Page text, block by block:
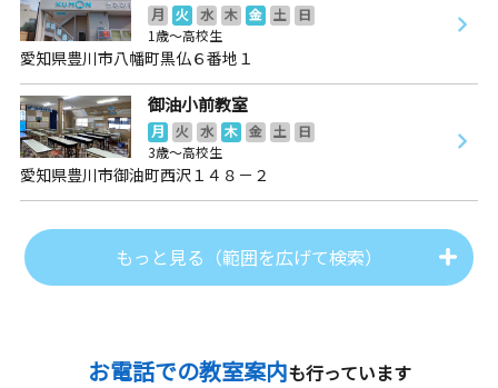
月 火 水 木 金 土
日
1歳～高校生
愛知県豊川市八幡町黒仏６番地１
御油小前教室
月 火 水 木 金 土
日
3歳～高校生
愛知県豊川市御油町西沢１４８－２
もっと見る（範囲を広げて検索）
お電話での教室案内も行っています